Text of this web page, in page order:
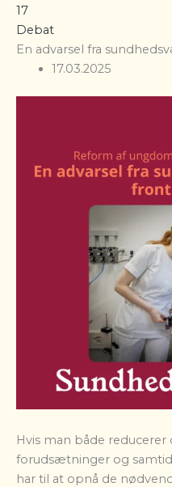
17
Debat
En advarsel fra
17.03.2025
Hvis man både
forudsætninger og
har til at opnå de